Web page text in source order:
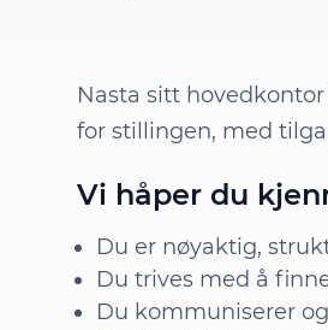
Nasta sitt
for stillingen, med
Vi håper du
Du er nøyaktig,
Du trives med å
Du kommuniserer